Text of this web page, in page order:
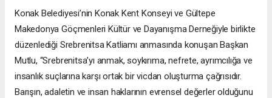
Konak Belediyesi’nin Konak Kent Konseyi ve Gültepe
Makedonya Göçmenleri Kültür ve Dayanışma Derneğiyle birlikte
düzenlediği Srebrenitsa Katliamı anmasında konuşan Başkan
Mutlu, “Srebrenitsa’yı anmak, soykırıma, nefrete, ayrımcılığa ve
insanlık suçlarına karşı ortak bir vicdan oluşturma çağrısıdır.
Barışın, adaletin ve insan haklarının evrensel değerler olduğunu